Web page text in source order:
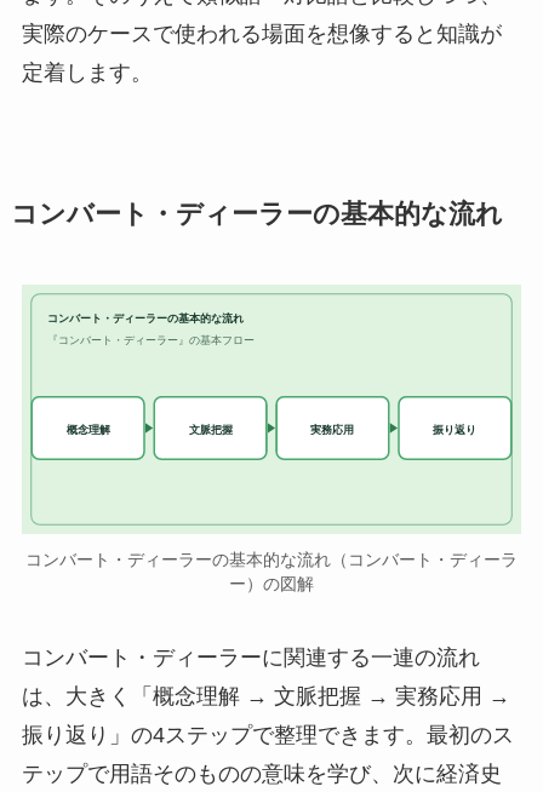
実際のケースで使われる場面を想像すると知識が
定着します。
コンバート・ディーラーの基本的な流れ
コンバート・ディーラーの基本的な流れ
『コンバート・ディーラー』の基本フロー
概念理解 文脈把握 実務応用 振り返り
コンバート・ディーラーの基本的な流れ（コンバート・ディーラ
ー）の図解
コンバート・ディーラーに関連する一連の流れ
は、大きく「概念理解 → 文脈把握 → 実務応用 →
振り返り」の4ステップで整理できます。最初のス
テップで用語そのものの意味を学び、次に経済史